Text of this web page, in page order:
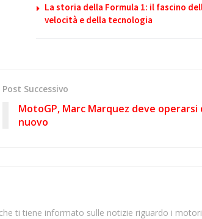
La storia della Formula 1: il fascino
velocità e della tecnologia
Post Successivo
MotoGP, Marc Marquez deve operarsi
nuovo
ti tiene informato sulle notizie riguardo i